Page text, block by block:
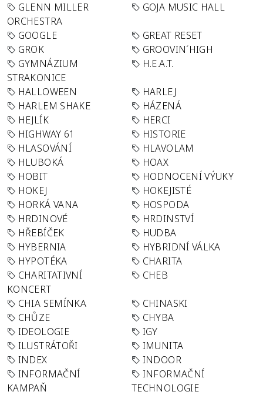
GLENN MILLER
ORCHESTRA
GOJA MUSIC HALL
GOOGLE
GREAT RESET
GROK
GROOVIN´HIGH
GYMNÁZIUM
STRAKONICE
H.E.A.T.
HALLOWEEN
HARLEJ
HARLEM SHAKE
HÁZENÁ
HEJLÍK
HERCI
HIGHWAY 61
HISTORIE
HLASOVÁNÍ
HLAVOLAM
HLUBOKÁ
HOAX
HOBIT
HODNOCENÍ VÝUKY
HOKEJ
HOKEJISTÉ
HORKÁ VANA
HOSPODA
HRDINOVÉ
HRDINSTVÍ
HŘEBÍČEK
HUDBA
HYBERNIA
HYBRIDNÍ VÁLKA
HYPOTÉKA
CHARITA
CHARITATIVNÍ
KONCERT
CHEB
CHIA SEMÍNKA
CHINASKI
CHŮZE
CHYBA
IDEOLOGIE
IGY
ILUSTRÁTOŘI
IMUNITA
INDEX
INDOOR
INFORMAČNÍ
KAMPAŇ
INFORMAČNÍ
TECHNOLOGIE